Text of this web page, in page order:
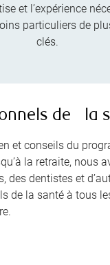
et l’expérience
particuliers de
clés.
de la
et conseils du
la retraite, nous
des dentistes et
de la santé à tous